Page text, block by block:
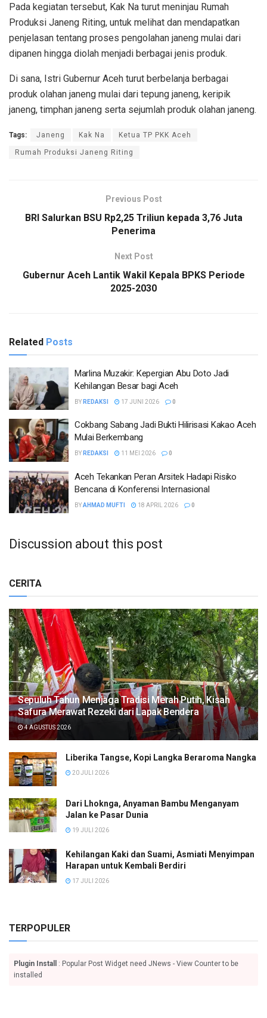
Pada kegiatan tersebut, Kak Na turut meninjau Rumah
Produksi Janeng Riting, untuk melihat dan mendapatkan
penjelasan tentang proses pengolahan janeng mulai dari
dipanen hingga diolah menjadi berbagai jenis produk.
Di sana, Istri Gubernur Aceh turut berbelanja berbagai
produk olahan janeng mulai dari tepung janeng, keripik
janeng, timphan janeng serta sejumlah produk olahan janeng.
Tags: Janeng Kak Na Ketua TP PKK Aceh
Rumah Produksi Janeng Riting
Previous Post
BRI Salurkan BSU Rp2,25 Triliun kepada 3,76 Juta
Penerima
Next Post
Gubernur Aceh Lantik Wakil Kepala BPKS Periode
2025-2030
Related Posts
Marlina Muzakir: Kepergian Abu Doto Jadi
Kehilangan Besar bagi Aceh
BY REDAKSI 17 JUNI 2026 0
Cokbang Sabang Jadi Bukti Hilirisasi Kakao Aceh
Mulai Berkembang
BY REDAKSI 11 MEI 2026 0
Aceh Tekankan Peran Arsitek Hadapi Risiko
Bencana di Konferensi Internasional
BYAHMAD MUFTI 18 APRIL 2026 0
Discussion about this post
CERITA
Sepuluh Tahun Menjaga Tradisi Merah Putih, Kisah
Safura Merawat Rezeki dari Lapak Bendera
4 AGUSTUS 2026
Liberika Tangse, Kopi Langka Beraroma Nangka
20 JULI 2026
Dari Lhoknga, Anyaman Bambu Menganyam
Jalan ke Pasar Dunia
19 JULI 2026
Kehilangan Kaki dan Suami, Asmiati Menyimpan
Harapan untuk Kembali Berdiri
17 JULI 2026
TERPOPULER
Plugin Install
: Popular Post Widget need JNews - View Counter to be
installed